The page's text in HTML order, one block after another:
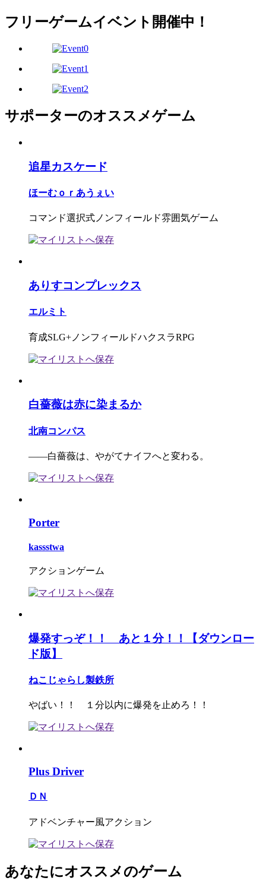
フリーゲームイベント開催中！
サポーターのオススメゲーム
追星カスケード
ほーむｏｒあうぇい
コマンド選択式ノンフィールド雰囲気ゲーム
ありすコンプレックス
エルミト
育成SLG+ノンフィールドハクスラRPG
白薔薇は赤に染まるか
北南コンパス
――白薔薇は、やがてナイフへと変わる。
Porter
kassstwa
アクションゲーム
爆発すっぞ！！ あと１分！！【ダウンロー
ド版】
ねこじゃらし製鉄所
やばい！！ １分以内に爆発を止めろ！！
Plus Driver
ＤＮ
アドベンチャー風アクション
あなたにオススメのゲーム